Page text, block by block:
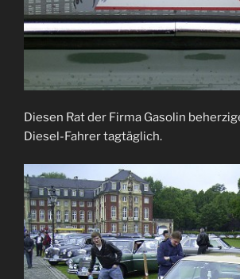
Diesen Rat der Firma Gasolin
Diesel-Fahrer tagtäglich.